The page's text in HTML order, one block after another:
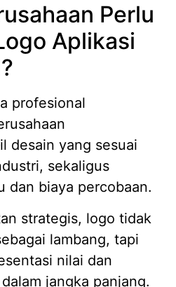
Perlu
Aplikasi
profesional
desain yang sesuai
sekaligus
dan biaya percobaan.
strategis, logo tidak
lambang, tapi
nilai dan
jangka panjang.